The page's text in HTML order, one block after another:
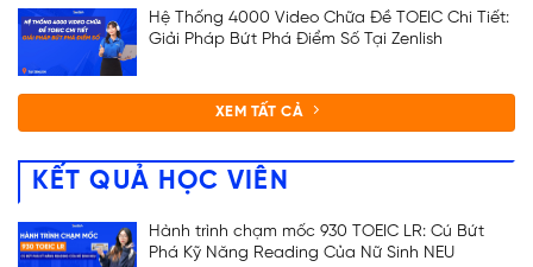
Hệ Thống 4000 Video Chữa Đề TOEIC Chi Tiết:
Giải Pháp Bứt Phá Điểm Số Tại Zenlish
XEM TẤT CẢ
KẾT QUẢ HỌC VIÊN
Hành trình chạm mốc 930 TOEIC LR: Cú Bứt
Phá Kỹ Năng Reading Của Nữ Sinh NEU